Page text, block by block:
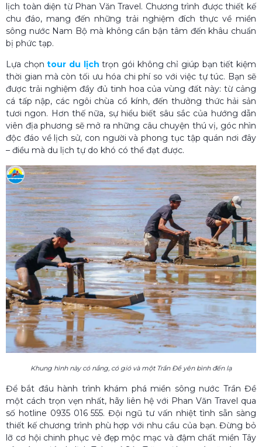
lịch toàn diện từ Phan Văn Travel. Chương trình được thiết kế
chu đáo, mang đến những trải nghiệm đích thực về miền
sông nước Nam Bộ mà không cần bận tâm đến khâu chuẩn
bị phức tạp.
Lựa chọntour du lịch trọn gói không chỉ giúp bạn tiết kiệm
thời gian mà còn tối ưu hóa chi phí so với việc tự túc. Bạn sẽ
được trải nghiệm đầy đủ tinh hoa của vùng đất này: từ cảng
cá tấp nập, các ngôi chùa cổ kính, đến thưởng thức hải sản
tươi ngon. Hơn thế nữa, sự hiểu biết sâu sắc của hướng dẫn
viên địa phương sẽ mở ra những câu chuyện thú vị, góc nhìn
độc đáo về lịch sử, con người và phong tục tập quán nơi đây
– điều mà du lịch tự do khó có thể đạt được.
Khung hình này có nắng, có gió và một Trần Đề yên bình đến lạ
Để bắt đầu hành trình khám phá miền sông nước Trần Đề
một cách trọn vẹn nhất, hãy liên hệ với Phan Văn Travel qua
số hotline 0935 016 555. Đội ngũ tư vấn nhiệt tình sẵn sàng
thiết kế chương trình phù hợp với nhu cầu của bạn. Đừng bỏ
lỡ cơ hội chinh phục vẻ đẹp mộc mạc và đậm chất miền Tây